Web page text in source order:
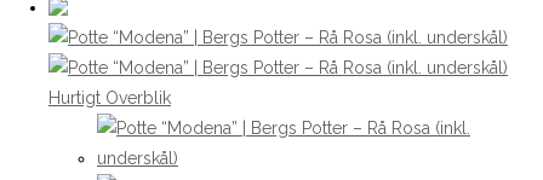
Hurtigt Overblik